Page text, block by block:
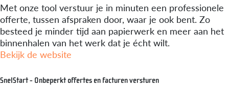
Met onze tool verstuur je in minuten een professionele
offerte, tussen afspraken door, waar je ook bent. Zo
besteed je minder tijd aan papierwerk en meer aan het
binnenhalen van het werk dat je écht wilt.
Bekijk de website
SnelStart - Onbeperkt offertes en facturen versturen